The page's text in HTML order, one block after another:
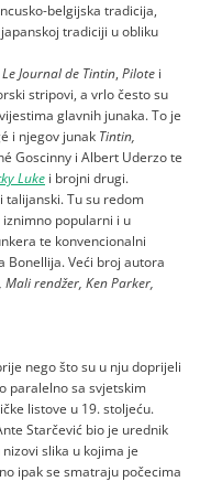
belgijska tradicija,
tradiciji u obliku
Journal de Tintin, Pilote i
stripovi, a vrlo često su
glavnih junaka. To je
i njegov junak Tintin,
Goscinny i Albert Uderzo te
Luke i brojni drugi.
talijanski. Tu su redom
popularni i u
te konvencionalni
Bonellija. Veći broj autora
Mali rendžer, Ken Parker,
nego što su u nju doprijeli
paralelno sa svjetskim
listove u 19. stoljeću.
Starčević bio je urednik
slika u kojima je
ipak se smatraju počecima